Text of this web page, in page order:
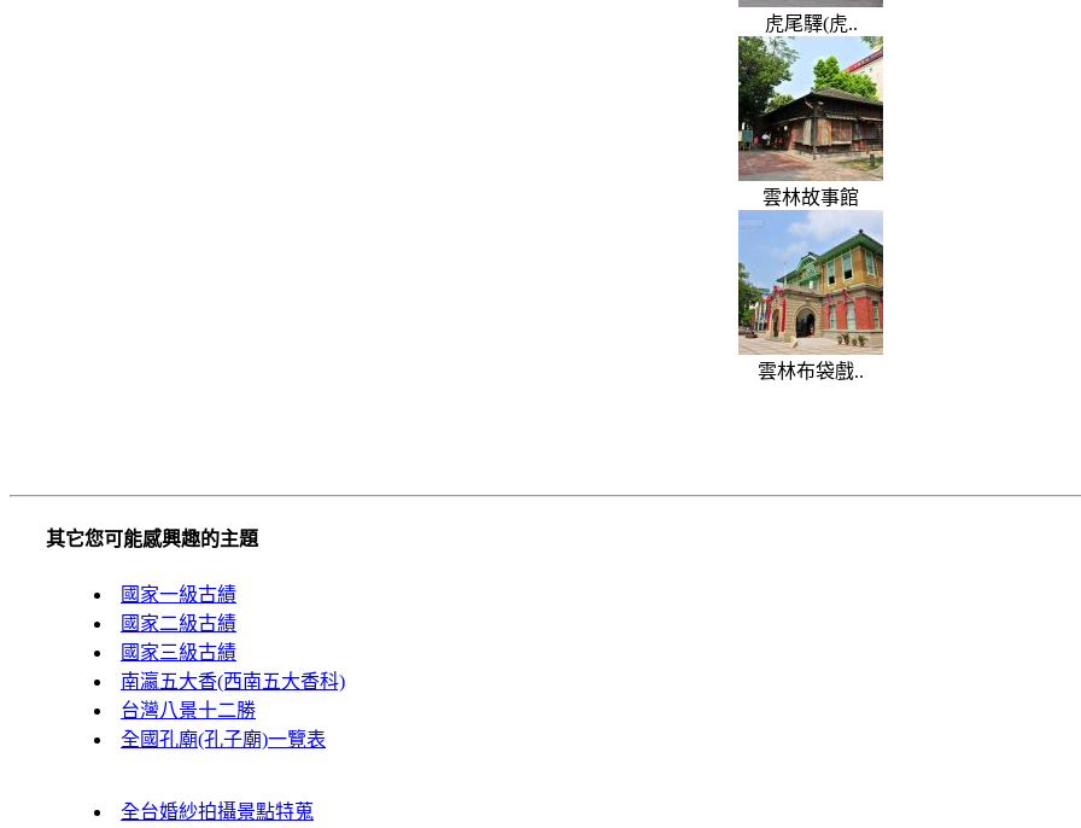
虎尾驛(虎..
雲林故事館
雲林布袋戲..
其它您可能感興趣的主題
國家一級古績
國家二級古績
國家三級古績
南瀛五大香(西南五大香科)
台灣八景十二勝
全國孔廟(孔子廟)一覽表
全台婚紗拍攝景點特蒐